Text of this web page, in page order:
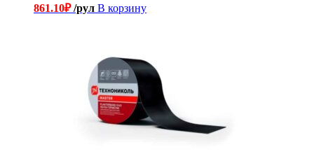
861.10₽/рул В корзину